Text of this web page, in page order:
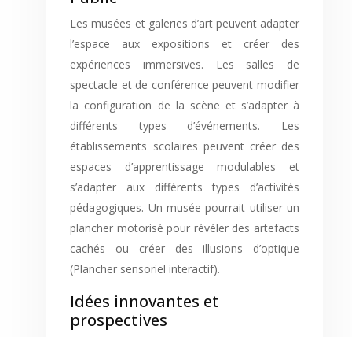
Les musées et galeries d’art peuvent adapter
l’espace aux expositions et créer des
expériences immersives. Les salles de
spectacle et de conférence peuvent modifier
la configuration de la scène et s’adapter à
différents types d’événements. Les
établissements scolaires peuvent créer des
espaces d’apprentissage modulables et
s’adapter aux différents types d’activités
pédagogiques. Un musée pourrait utiliser un
plancher motorisé pour révéler des artefacts
cachés ou créer des illusions d’optique
(Plancher sensoriel interactif).
Idées innovantes et
prospectives